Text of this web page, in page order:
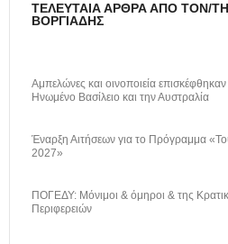
ΤΕΛΕΥΤΑΊΑ ΆΡΘΡΑ ΑΠΌ ΤΟΝ/
ΒΟΡΓΙΆΔΗΣ
Αμπελώνες και οινοποιεία
Ηνωμένο Βασίλειο και την Αυστραλία
Έναρξη Αιτήσεων για το Πρόγραμμα
2027»
ΠΟΓΕΔΥ: Μόνιμοι & όμηροι & της
Περιφερειών